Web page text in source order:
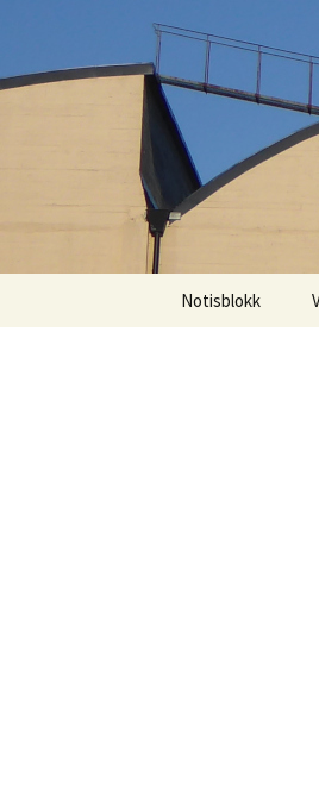
springen
Notisblokk